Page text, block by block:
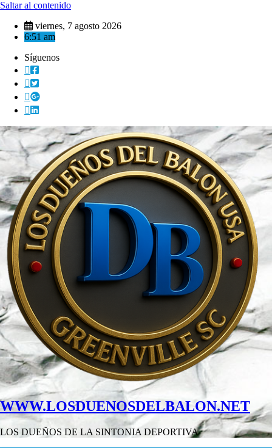
Saltar al contenido
viernes, 7 agosto 2026
6:51 am
Síguenos
WWW.LOSDUENOSDELBALON.NET
LOS DUEÑOS DE LA SINTONIA DEPORTIVA